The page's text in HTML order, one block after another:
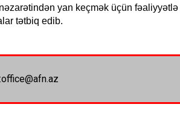
yan keçmək üçün fəaliyyətlə
tətbiq edib.